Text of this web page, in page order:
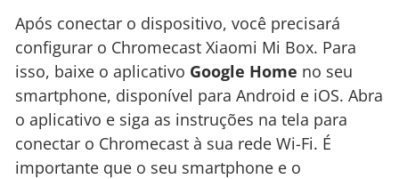
Após conectar o dispositivo, você precisará
configurar o Chromecast Xiaomi Mi Box. Para
isso, baixe o aplicativo Google Home no seu
smartphone, disponível para Android e iOS. Abra
o aplicativo e siga as instruções na tela para
conectar o Chromecast à sua rede Wi-Fi. É
importante que o seu smartphone e o